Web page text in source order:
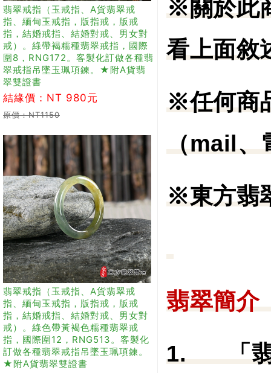
翡翠戒指（玉戒指、A貨翡翠戒
指、緬甸玉戒指，版指戒，版戒
指，結婚戒指、結婚對戒、男女對
戒）。綠帶褐糯種翡翠戒指，國際
圍8，RNG172。客製化訂做各種翡
翠戒指吊墜玉珮項鍊。★附A貨翡
翠雙證書
結緣價：NT 980元
原價：NT1150
翡翠戒指（玉戒指、A貨翡翠戒
指、緬甸玉戒指，版指戒，版戒
指，結婚戒指、結婚對戒、男女對
戒）。綠色帶黃褐色糯種翡翠戒
指，國際圍12，RNG513。客製化
訂做各種翡翠戒指吊墜玉珮項鍊。
★附A貨翡翠雙證書
※關於此
看上面敘
※任何商
（mail
※東方翡
翡翠簡介
1.
「